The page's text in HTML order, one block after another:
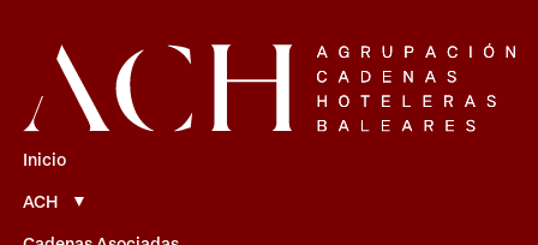
Inicio
ACH